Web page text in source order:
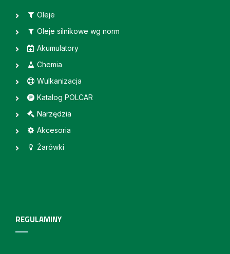
Oleje
Oleje silnikowe wg norm
Akumulatory
Chemia
Wulkanizacja
Katalog POLCAR
Narzędzia
Akcesoria
Żarówki
REGULAMINY